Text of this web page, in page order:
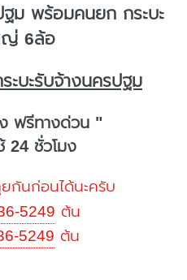
มพร้อมคนยก กระบะ
ญ่ 6ล้อ
ะบะรับจ้างนครปฐม
ฟรีทางด่วน "
24 ชั่วโมง
กันก่อนได้นะครับ
5249 ต้น
5249 ต้น